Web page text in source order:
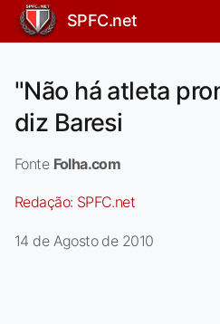
SPFC.net
"Não há atleta
diz Baresi
Fonte Folha.com
Redação: SPFC.net
14 de Agosto de 2010